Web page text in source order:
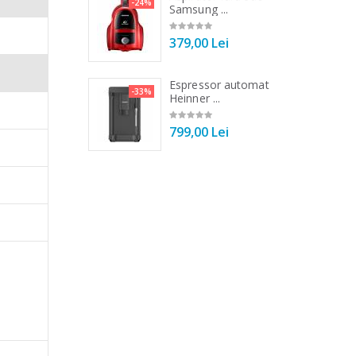
mai
...
Lei
Samsung ...
379,00 Lei
-33%
Espressor automat
Heinner ...
799,00 Lei